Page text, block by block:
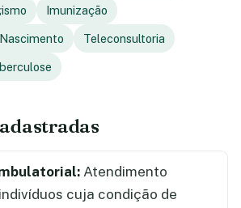
Imunização
Teleconsultoria
Atendimento
cuja condição de